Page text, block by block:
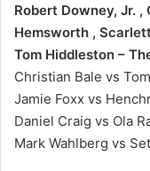
Robert Downey, Jr.
Hemsworth ,
Tom Hiddleston –
Christian Bale vs
Jamie Foxx vs
Daniel Craig vs Ola
Mark Wahlberg vs